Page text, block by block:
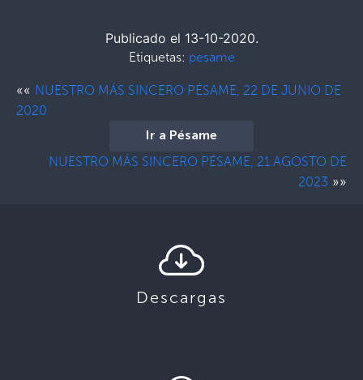
Publicado el 13-10-2020.
Etiquetas: pesame
«« NUESTRO MÁS SINCERO PÉSAME, 22 DE JUNIO DE
2020
Ir a Pésame
NUESTRO MÁS SINCERO PÉSAME, 21 AGOSTO DE
2023 »»
Descargas